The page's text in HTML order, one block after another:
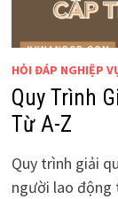
HỎI ĐÁP NGHIỆP
Quy Trình
Từ A-Z
Quy trình giải
người lao động